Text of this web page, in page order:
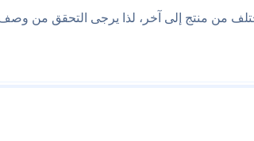
من منتج إلى آخر، لذا يرجى التحقق من وصف